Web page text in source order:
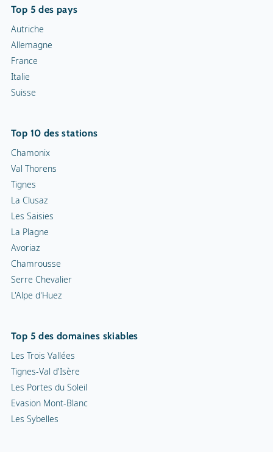
Top 5 des pays
Autriche
Allemagne
France
Italie
Suisse
Top 10 des stations
Chamonix
Val Thorens
Tignes
La Clusaz
Les Saisies
La Plagne
Avoriaz
Chamrousse
Serre Chevalier
L'Alpe d'Huez
Top 5 des domaines skiables
Les Trois Vallées
Tignes-Val d'Isère
Les Portes du Soleil
Evasion Mont-Blanc
Les Sybelles